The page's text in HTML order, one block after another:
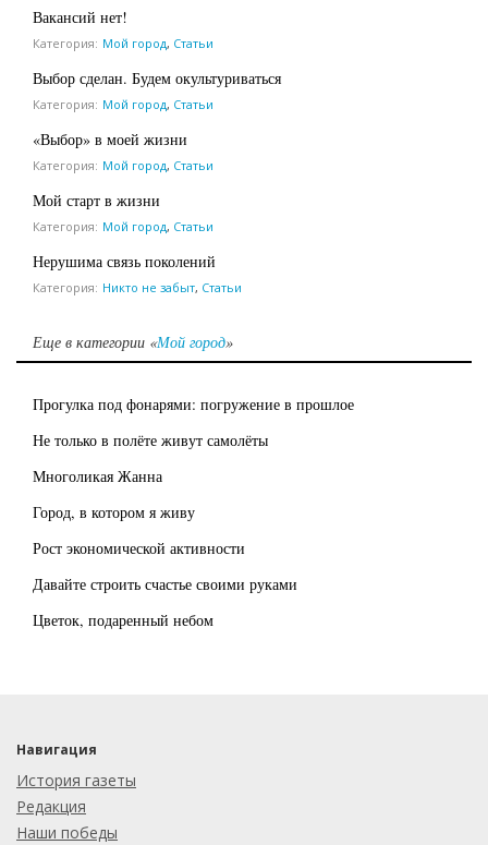
Вакансий нет!
Категория: Мой город, Статьи
Выбор сделан. Будем окультуриваться
Категория: Мой город, Статьи
«Выбор» в моей жизни
Категория: Мой город, Статьи
Мой старт в жизни
Категория: Мой город, Статьи
Нерушима связь поколений
Категория: Никто не забыт, Статьи
Еще в категории «Мой город»
Прогулка под фонарями: погружение в прошлое
Не только в полёте живут самолёты
Многоликая Жанна
Город, в котором я живу
Рост экономической активности
Давайте строить счастье своими руками
Цветок, подаренный небом
Навигация
История газеты
Редакция
Наши победы